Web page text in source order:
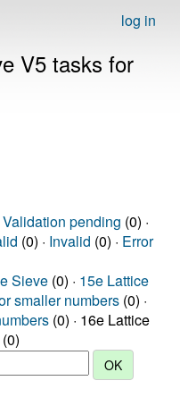
log in
V5 tasks for
Validation pending (0) ·
(0) · Invalid (0) · Error
Sieve (0) · 15e Lattice
smaller numbers (0) ·
(0) · 16e Lattice